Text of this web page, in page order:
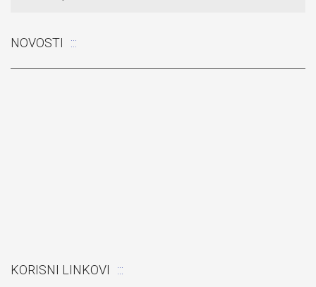
NOVOSTI
KORISNI LINKOVI